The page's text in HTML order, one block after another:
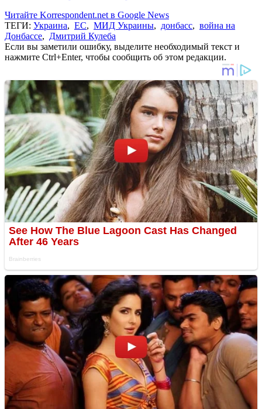
Читайте Korrespondent.net в Google News
ТЕГИ: Украина, ЕС, МИД Украины, донбасс, война на
Донбассе, Дмитрий Кулеба
Если вы заметили ошибку, выделите необходимый текст и
нажмите Ctrl+Enter, чтобы сообщить об этом редакции.